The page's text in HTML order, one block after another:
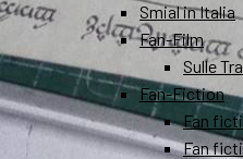
Smial in Italia
Fan-Film
Sulle
Fan-Fiction
Fan
Fan